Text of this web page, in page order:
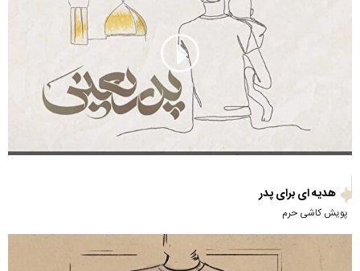
هدیه ای برای پدر
پویش کاشی حرم